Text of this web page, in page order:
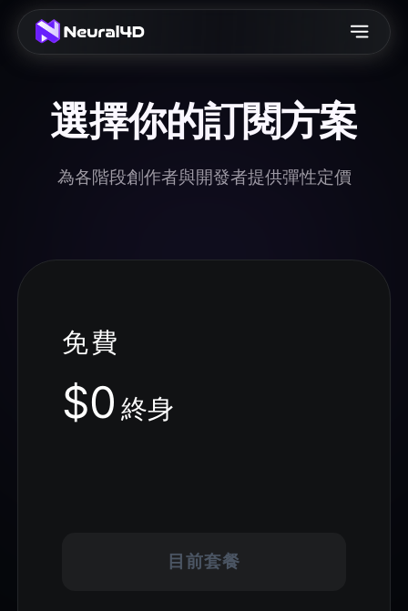
選擇你的訂閱方案
為各階段創作者與開發者提供彈性定價
免費
$0 終身
目前套餐